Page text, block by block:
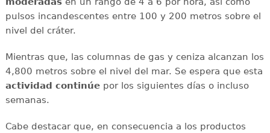
pulsos incandescentes entre 100 y 200 metros sobre el
nivel del cráter.
Mientras que, las columnas de gas y ceniza alcanzan los
4,800 metros sobre el nivel del mar. Se espera que esta
actividad continúepor los siguientes días o incluso
semanas.
Cabe destacar que, en consecuencia a los productos